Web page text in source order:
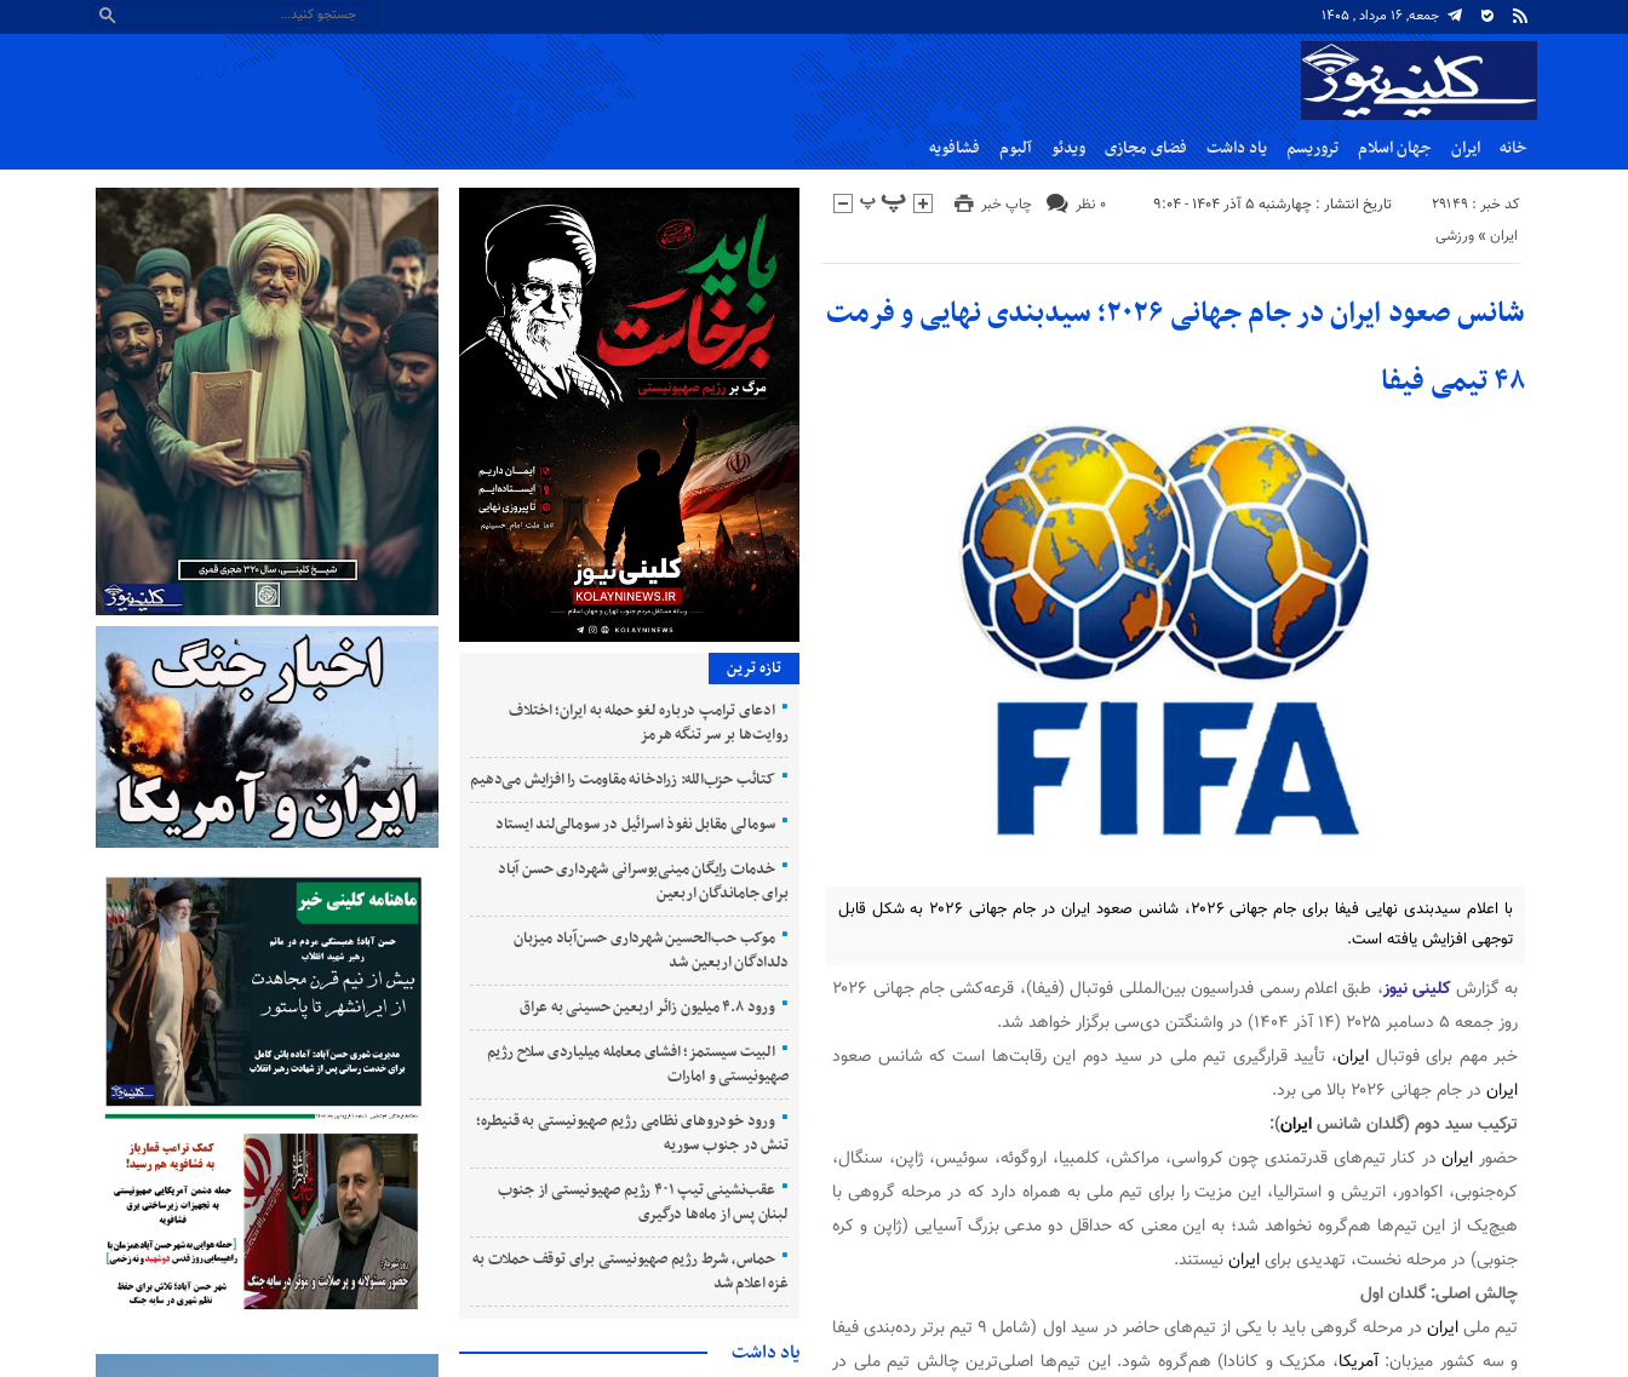
جمعه, ۱۶ مرداد , ۱۴۰۵
خانه ایران جهان اسلام تروریسم یاد داشت فضای مجازی ویدئو آلبوم فشافویه
کد خبر : 29149 تاریخ انتشار : چهارشنبه ۵ آذر ۱۴۰۴ - ۹:۰۴ چاپ خبر
۰ نظر
ورزشی « ایران
شانس صعود ایران در جام جهانی ۲۰۲۶؛ سیدبندی نهایی و فرمت
۴۸ تیمی فیفا
با اعلام سیدبندی نهایی فیفا برای جام جهانی ۲۰۲۶، شانس صعود ایران در جام جهانی ۲۰۲۶ به شکل قابل
توجهی افزایش یافته است.
به گزارشکلینی نیوز
، طبق اعلام رسمی فدراسیون بین‌المللی فوتبال (فیفا)، قرعه‌کشی جام جهانی ۲۰۲۶
روز جمعه ۵ دسامبر ۲۰۲۵ (۱۴ آذر ۱۴۰۴) در واشنگتن دی‌سی برگزار خواهد شد.
خبر مهم برای فوتبال ایران، تأیید قرارگیری تیم ملی در سید دوم این رقابت‌ها است که شانس صعود
ایراندر جام جهانی ۲۰۲۶ بالا می برد.
ترکیب سید دوم (گلدان شانسایران):
حضور ایراندر کنار تیم‌های قدرتمندی چون کرواسی، مراکش، کلمبیا، اروگوئه، سوئیس، ژاپن، سنگال،
کره‌جنوبی، اکوادور، اتریش و استرالیا، این مزیت را برای تیم ملی به همراه دارد که در مرحله گروهی با
هیچ‌یک از این تیم‌ها هم‌گروه نخواهد شد؛ به این معنی که حداقل دو مدعی بزرگ آسیایی (ژاپن و کره
جنوبی) در مرحله نخست، تهدیدی برایایراننیستند.
چالش اصلی: گلدان اول
تیم ملیایران
در مرحله گروهی باید با یکی از تیم‌های حاضر در سید اول (شامل ۹ تیم برتر رده‌بندی فیفا
و سه کشور میزبان:آمریکا، مکزیک و کانادا) هم‌گروه شود. این تیم‌ها اصلی‌ترین چالش تیم ملی در
تازه ترین
ادعای ترامپ درباره لغو حمله به ایران؛ اختلاف
روایت‌ها بر سر تنگه هرمز
کتائب حزب‌الله: زرادخانه مقاومت را افزایش می‌دهیم
سومالی مقابل نفوذ اسرائیل در سومالی‌لند ایستاد
خدمات رایگان مینی‌بوسرانی شهرداری حسن‌ آباد
برای جاماندگان اربعین
موکب حب‌الحسین شهرداری حسن‌آباد میزبان
دلدادگان اربعین شد
ورود ۴.۸ میلیون زائر اربعین حسینی به عراق
البیت سیستمز؛ افشای معامله میلیاردی سلاح رژیم
صهیونیستی و امارات
ورود خودروهای نظامی رژیم صهیونیستی به قنیطره؛
تنش در جنوب سوریه
عقب‌نشینی تیپ ۴۰۱ رژیم صهیونیستی از جنوب
لبنان پس از ماه‌ها درگیری
حماس، شرط رژیم صهیونیستی برای توقف حملات به
غزه اعلام شد
یاد داشت